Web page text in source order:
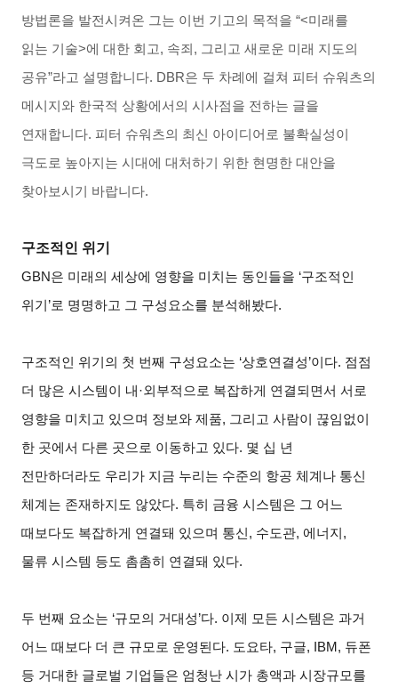
방법론을 발전시켜온 그는 이번 기고의 목적을 “<미래를
읽는 기술>에 대한 회고, 속죄, 그리고 새로운 미래 지도의
공유”라고 설명합니다. DBR은 두 차례에 걸쳐 피터 슈워츠의
메시지와 한국적 상황에서의 시사점을 전하는 글을
연재합니다. 피터 슈워츠의 최신 아이디어로 불확실성이
극도로 높아지는 시대에 대처하기 위한 현명한 대안을
찾아보시기 바랍니다.
구조적인 위기
GBN은 미래의 세상에 영향을 미치는 동인들을 ‘구조적인
위기’로 명명하고 그 구성요소를 분석해봤다.
구조적인 위기의 첫 번째 구성요소는 ‘상호연결성’이다. 점점
더 많은 시스템이 내·외부적으로 복잡하게 연결되면서 서로
영향을 미치고 있으며 정보와 제품, 그리고 사람이 끊임없이
한 곳에서 다른 곳으로 이동하고 있다. 몇 십 년
전만하더라도 우리가 지금 누리는 수준의 항공 체계나 통신
체계는 존재하지도 않았다. 특히 금융 시스템은 그 어느
때보다도 복잡하게 연결돼 있으며 통신, 수도관, 에너지,
물류 시스템 등도 촘촘히 연결돼 있다.
두 번째 요소는 ‘규모의 거대성’다. 이제 모든 시스템은 과거
어느 때보다 더 큰 규모로 운영된다. 도요타, 구글, IBM, 듀폰
등 거대한 글로벌 기업들은 엄청난 시가 총액과 시장규모를